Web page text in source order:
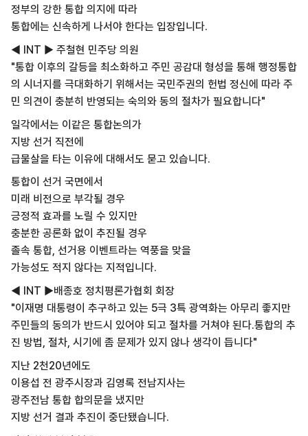
정부의 강한 통합 의지에 따라
통합에는 신속하게 나서야 한다는 입장입니다.
◀ INT ▶ 주철현 민주당 의원
"통합 이후의 갈등을 최소화하고 주민 공감대 형성을 통해 행정통합
의 시너지를 극대화하기 위해서는 국민주권의 헌법 정신에 따라 주
민 의견이 충분히 반영되는 숙의와 동의 절차가 필요합니다"
일각에서는 이같은 통합논의가
지방 선거 직전에
급물살을 타는 이유에 대해서도 묻고 있습니다.
통합이 선거 국면에서
미래 비전으로 부각될 경우
긍정적 효과를 노릴 수 있지만
충분한 공론화 없이 추진될 경우
졸속 통합, 선거용 이벤트라는 역풍을 맞을
가능성도 적지 않다는 지적입니다.
◀ INT ▶배종호 정치평론가협회 회장
"이재명 대통령이 추구하고 있는 5극 3특 광역화는 아무리 좋지만
주민들의 동의가 반드시 있어야 되고 절차를 거쳐야 된다.통합의 추
진 방법, 절차, 시기에 좀 문제가 있지 않나 생각이 듭니다"
지난 2천20년에도
이용섭 전 광주시장과 김영록 전남지사는
광주전남 통합 합의문을 냈지만
지방 선거 결과 추진이 중단됐습니다.